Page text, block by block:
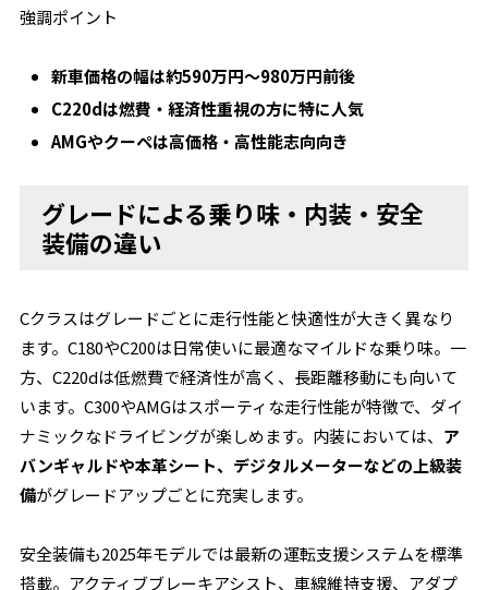
強調ポイント
新車価格の幅は約590万円～980万円前後
C220dは燃費・経済性重視の方に特に人気
AMGやクーペは高価格・高性能志向向き
グレードによる乗り味・内装・安全
装備の違い
Cクラスはグレードごとに走行性能と快適性が大きく異なり
ます。C180やC200は日常使いに最適なマイルドな乗り味。一
方、C220dは低燃費で経済性が高く、長距離移動にも向いて
います。C300やAMGはスポーティな走行性能が特徴で、ダイ
ナミックなドライビングが楽しめます。内装においては、 ア
バンギャルドや本革シート、デジタルメーターなどの上級装
備がグレードアップごとに充実します。
安全装備も2025年モデルでは最新の運転支援システムを標準
搭載。アクティブブレーキアシスト、車線維持支援、アダプ